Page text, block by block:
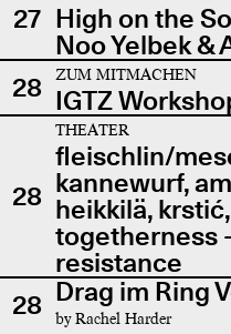
27 High on the
Noo Yelbek &
28
ZUM MITMACHEN
IGTZ
28
THEATER
fleischlin/
kannewurf,
heikkilä,
togetherness
resistance
28 Drag im Ring
by Rachel Harder